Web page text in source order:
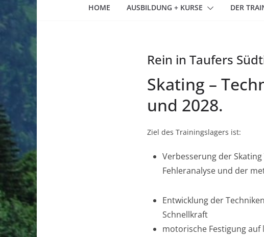
HOME AUSBILDUNG + KURSE DER
Rein in Taufers
Skating –
und 2028.
Ziel des Trainingslagers ist:
Verbesserung der
Fehleranalyse und der
Entwicklung der
Schnellkraft
motorische Festigung